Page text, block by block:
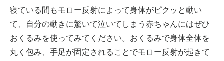
寝ている間もモロー反射によって身体がピクッと動い
て、自分の動きに驚いて泣いてしまう赤ちゃんにはぜひ
おくるみを使ってみてください。おくるみで身体全体を
丸く包み、手足が固定されることでモロー反射が起きて